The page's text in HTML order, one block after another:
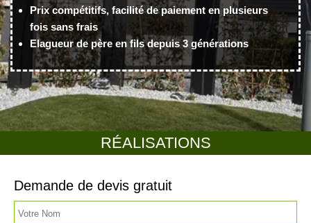
RÉALISATIONS
Prix compétitifs, facilité de paiement en plusieurs
fois sans frais
Elagueur de père en fils depuis 3 générations
Demande de devis gratuit